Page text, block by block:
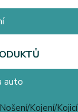
auto
Kojení/Kojicí